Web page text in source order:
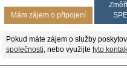
Mám zájem o připojení
Pokud máte zájem o služby
společnosti , nebo využijte tyto